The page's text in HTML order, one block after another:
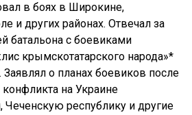
в боях в Широкине,
и других районах. Отвечал за
батальона с боевиками
крымскотатарского народа»*
о планах боевиков после
на Украине
Чеченскую республику и другие